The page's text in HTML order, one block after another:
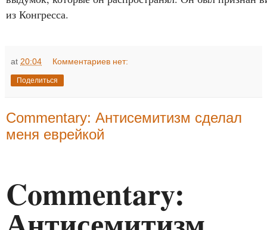
из Конгресса.
at 20:04 Комментариев нет:
Поделиться
Commentary: Антисемитизм сделал
меня еврейкой
Commentary: